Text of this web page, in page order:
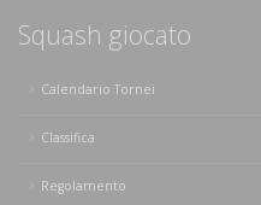
Squash giocato
Calendario Tornei
Classifica
Regolamento